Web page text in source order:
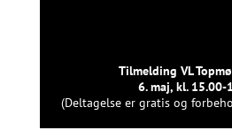
Tilmelding VL
6. maj, kl. 15.00-
(Deltagelse er gratis og